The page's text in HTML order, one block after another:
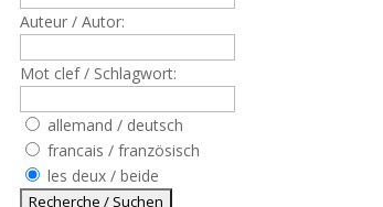
Auteur / Autor:
Mot clef / Schlagwort:
allemand / deutsch
francais / französisch
les deux / beide